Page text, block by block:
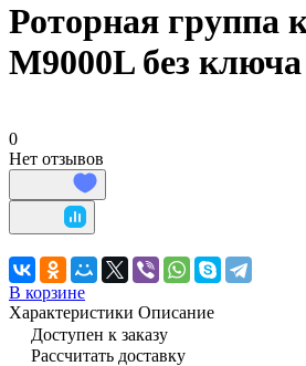
Роторная группа
M9000L без ключа
0
Нет отзывов
В корзине
Характеристики Описание
Доступен к заказу
Рассчитать доставку